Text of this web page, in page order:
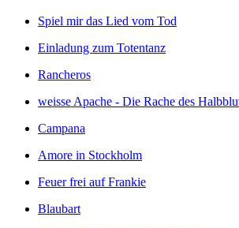
Spiel mir das Lied vom Tod
Einladung zum Totentanz
Rancheros
weisse Apache - Die Rache des
Campana
Amore in Stockholm
Feuer frei auf Frankie
Blaubart